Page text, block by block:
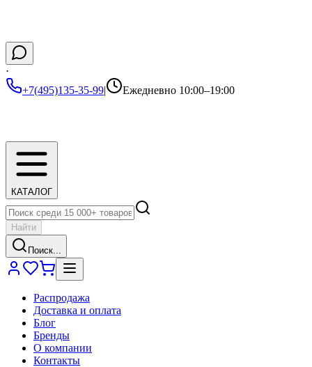
·
+7(495)135-35-99| Ежедневно 10:00–19:00
КАТАЛОГ
Найти
Поиск...
Распродажа
Доставка и оплата
Блог
Бренды
О компании
Контакты